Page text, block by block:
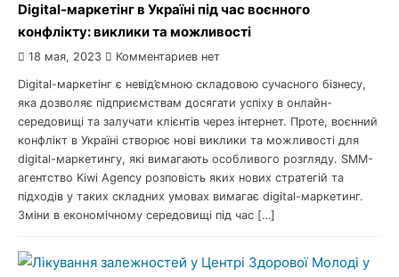
Digital-маркетінг в Україні під час воєнного
конфлікту: виклики та можливості
18 мая, 2023 Комментариев нет
Digital-маркетінг є невід’ємною складовою сучасного бізнесу,
яка дозволяє підприємствам досягати успіху в онлайн-
середовищі та залучати клієнтів через інтернет. Проте, воєнний
конфлікт в Україні створює нові виклики та можливості для
digital-маркетингу, які вимагають особливого розгляду. SMM-
агентство Kiwi Agency розповість яких нових стратегій та
підходів у таких складних умовах вимагає digital-маркетинг.
Зміни в економічному середовищі під час […]